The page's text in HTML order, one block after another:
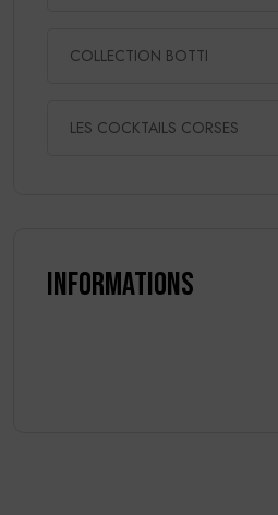
COLLECTION BOTTI
LES COCKTAILS CORSES
Informations